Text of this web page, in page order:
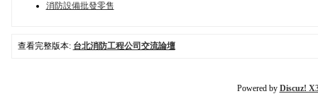
消防設備批發零售
查看完整版本: 台北消防工程公司交流論壇
Powered by Discuz!